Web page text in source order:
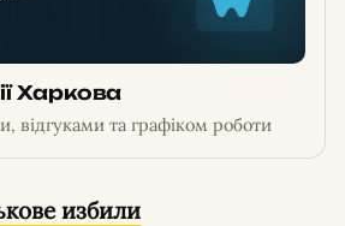
Харкова
відгуками та графіком роботи
избили